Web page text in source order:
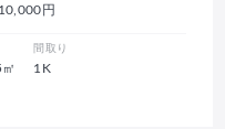
10,000円
間取り
1K